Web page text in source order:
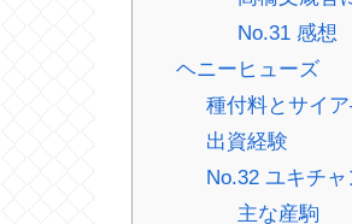
No.31 感想
ヘニーヒューズ
種付料とサイ
出資経験
No.32 ユキチ
主な産駒